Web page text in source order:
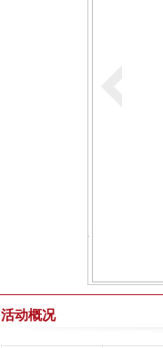
活动概况